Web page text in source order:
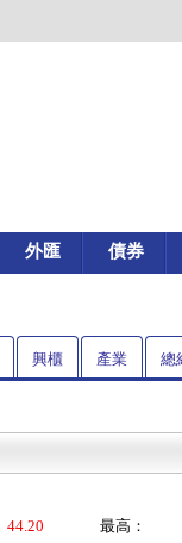
外匯 債券
興櫃 產業 總
44.20
最高：